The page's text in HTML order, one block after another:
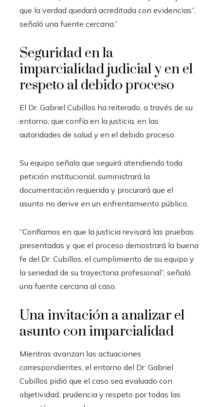
que la verdad quedará acreditada con evidencias”,
señaló una fuente cercana.”
Seguridad en la
imparcialidad judicial y en el
respeto al debido proceso
El Dr. Gabriel Cubillos ha reiterado, a través de su
entorno, que confía en la justicia, en las
autoridades de salud y en el debido proceso.
Su equipo señala que seguirá atendiendo toda
petición institucional, suministrará la
documentación requerida y procurará que el
asunto no derive en un enfrentamiento público.
“Confiamos en que la justicia revisará las pruebas
presentadas y que el proceso demostrará la buena
fe del Dr. Cubillos, el cumplimiento de su equipo y
la seriedad de su trayectoria profesional”, señaló
una fuente cercana al caso.
Una invitación a analizar el
asunto con imparcialidad
Mientras avanzan las actuaciones
correspondientes, el entorno del Dr. Gabriel
Cubillos pidió que el caso sea evaluado con
objetividad, prudencia y respeto por todas las